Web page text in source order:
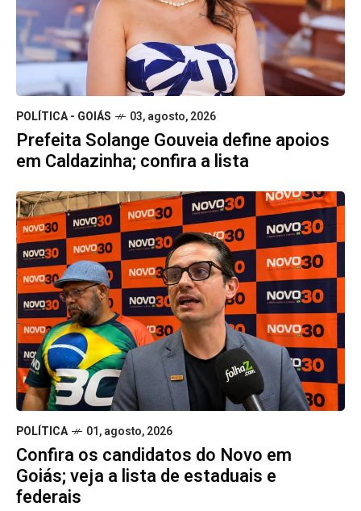
POLÍTICA - GOIÁS 03, agosto, 2026
Prefeita Solange Gouveia define apoios
em Caldazinha; confira a lista
POLÍTICA 01, agosto, 2026
Confira os candidatos do Novo em
Goiás; veja a lista de estaduais e
federais